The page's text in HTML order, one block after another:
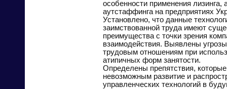
особенности применения лизинга,
аутстаффинга на предприятиях
Установлено, что данные
заимствованной труда имеют
преимущества с точки зрения
взаимодействия. Выявлены
трудовым отношениям при
атипичных форм занятости.
Определены препятствия,
невозможным развитие и
управленческих технологий в